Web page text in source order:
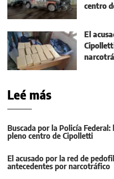
centro
El
Leé más
Buscada por la Policía
pleno centro de Cipolletti
El acusado por la red de
antecedentes por narcotráfico